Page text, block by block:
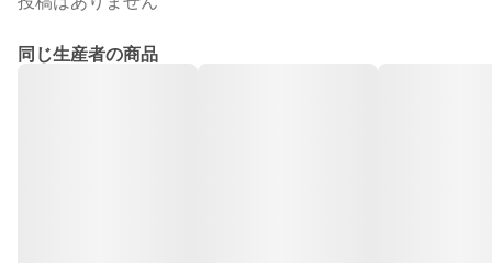
同じ生産者の商品